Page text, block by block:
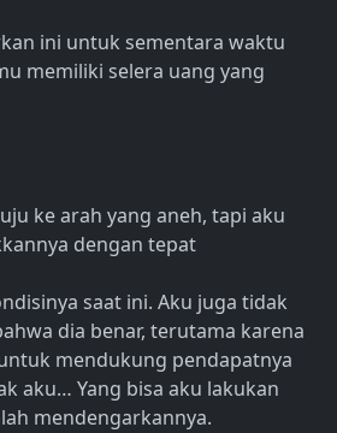
ini untuk sementara waktu
memiliki selera uang yang
ke arah yang aneh, tapi aku
dengan tepat
saat ini. Aku juga tidak
dia benar, terutama karena
mendukung pendapatnya
aku… Yang bisa aku lakukan
mendengarkannya.